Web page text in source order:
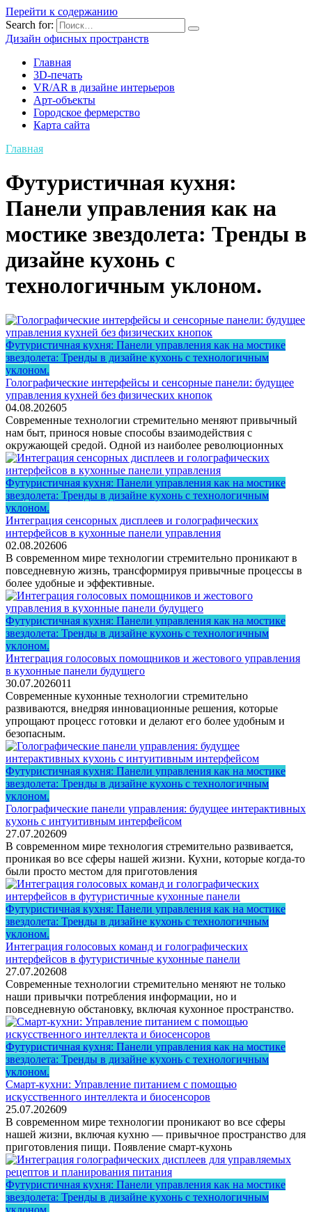
Перейти к содержанию
Search for:
Дизайн офисных пространств
Главная
3D-печать
VR/AR в дизайне интерьеров
Арт-объекты
Городское фермерство
Карта сайта
Главная
Футуристичная кухня:
Панели управления как на
мостике звездолета: Тренды в
дизайне кухонь с
технологичным уклоном.
Футуристичная кухня: Панели управления как на мостике
звездолета: Тренды в дизайне кухонь с технологичным
уклоном.
Голографические интерфейсы и сенсорные панели: будущее
управления кухней без физических кнопок
04.08.202605
Современные технологии стремительно меняют привычный
нам быт, принося новые способы взаимодействия с
окружающей средой. Одной из наиболее революционных
Футуристичная кухня: Панели управления как на мостике
звездолета: Тренды в дизайне кухонь с технологичным
уклоном.
Интеграция сенсорных дисплеев и голографических
интерфейсов в кухонные панели управления
02.08.202606
В современном мире технологии стремительно проникают в
повседневную жизнь, трансформируя привычные процессы в
более удобные и эффективные.
Футуристичная кухня: Панели управления как на мостике
звездолета: Тренды в дизайне кухонь с технологичным
уклоном.
Интеграция голосовых помощников и жестового управления
в кухонные панели будущего
30.07.2026011
Современные кухонные технологии стремительно
развиваются, внедряя инновационные решения, которые
упрощают процесс готовки и делают его более удобным и
безопасным.
Футуристичная кухня: Панели управления как на мостике
звездолета: Тренды в дизайне кухонь с технологичным
уклоном.
Голографические панели управления: будущее интерактивных
кухонь с интуитивным интерфейсом
27.07.202609
В современном мире технология стремительно развивается,
проникая во все сферы нашей жизни. Кухни, которые когда-то
были просто местом для приготовления
Футуристичная кухня: Панели управления как на мостике
звездолета: Тренды в дизайне кухонь с технологичным
уклоном.
Интеграция голосовых команд и голографических
интерфейсов в футуристичные кухонные панели
27.07.202608
Современные технологии стремительно меняют не только
наши привычки потребления информации, но и
повседневную обстановку, включая кухонное пространство.
Футуристичная кухня: Панели управления как на мостике
звездолета: Тренды в дизайне кухонь с технологичным
уклоном.
Смарт-кухни: Управление питанием с помощью
искусственного интеллекта и биосенсоров
25.07.202609
В современном мире технологии проникают во все сферы
нашей жизни, включая кухню — привычное пространство для
приготовления пищи. Появление смарт-кухонь
Футуристичная кухня: Панели управления как на мостике
звездолета: Тренды в дизайне кухонь с технологичным
уклоном.